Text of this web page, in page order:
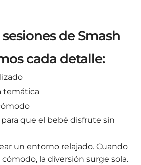
de Smash
cada detalle:
temática
que el bebé disfrute sin
un entorno relajado. Cuando
la diversión surge sola.